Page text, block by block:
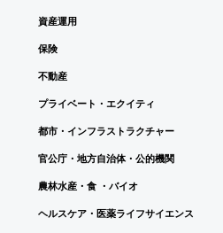
資産運用
保険
不動産
プライベート・エクイティ
都市・インフラストラクチャー
官公庁・地方自治体・公的機関
農林水産・食 ・バイオ
ヘルスケア・医薬ライフサイエンス